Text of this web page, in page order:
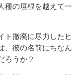
種の垣根を越えて一
ト撤廃に尽力したヒ
、彼の名前にちなん
ろうか？